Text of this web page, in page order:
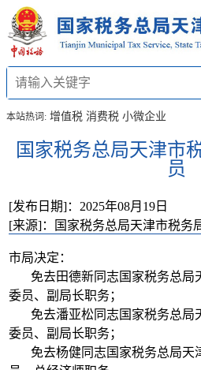
本站热词: 增值税 消费税 小微企业
国家税务总局天津市
员
[发布日期]：2025年08月19日
[来源]：国家税务总局天津市税务
市局决定：
免去田德新同志国家税务总局
委员、副局长职务；
免去潘亚松同志国家税务总局
委员、副局长职务；
免去杨健同志国家税务总局天